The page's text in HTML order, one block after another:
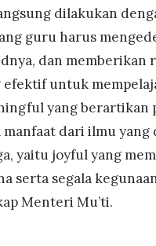
dilakukan
guru harus
dan memberikan
efektif untuk
yang berartikan
manfaat dari ilmu
yaitu joyful yang
serta segala
Menteri Mu’ti.